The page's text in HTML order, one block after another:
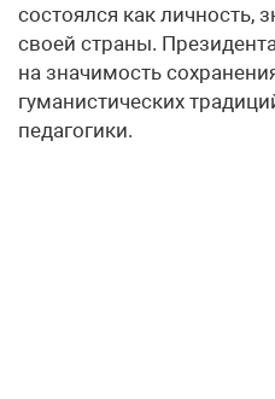
состоялся как личность,
своей страны.
на значимость
гуманистических
педагогики.